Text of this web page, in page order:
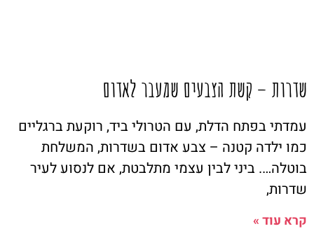
שדרות – קשת הצבעים שמעבר לאדום
עמדתי בפתח הדלת, עם הטרולי ביד, רוקעת ברגליים
כמו ילדה קטנה – צבע אדום בשדרות, המשלחת
בוטלה…. ביני לבין עצמי מתלבטת, אם לנסוע לעיר
שדרות,
קרא עוד »